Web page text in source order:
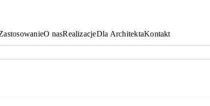
O nasRealizacjeDla ArchitektaKontakt